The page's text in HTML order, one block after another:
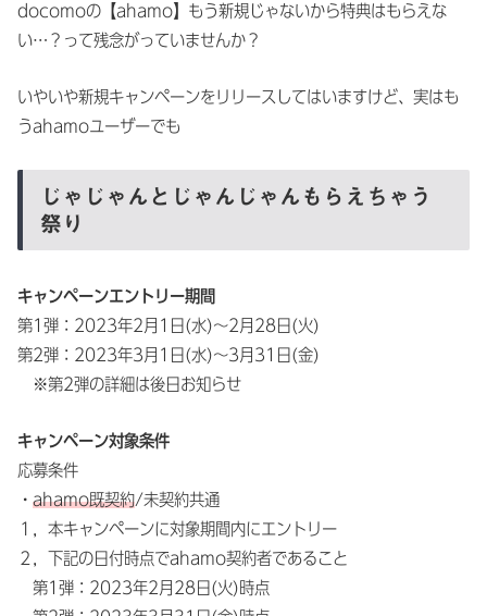
docomoの【ahamo】もう新規じゃないから特典はもらえな
い…？って残念がっていませんか？
いやいや新規キャンペーンをリリースしてはいますけど、実はも
うahamoユーザーでも
じゃじゃんとじゃんじゃんもらえちゃう
祭り
キャンペーンエントリー期間
第1弾：2023年2月1日(水)〜2月28日(火)
第2弾：2023年3月1日(水)〜3月31日(金)
※第2弾の詳細は後日お知らせ
キャンペーン対象条件
応募条件
・ ahamo既契約/未契約共通
１，本キャンペーンに対象期間内にエントリー
２，下記の日付時点でahamo契約者であること
第1弾：2023年2月28日(火)時点